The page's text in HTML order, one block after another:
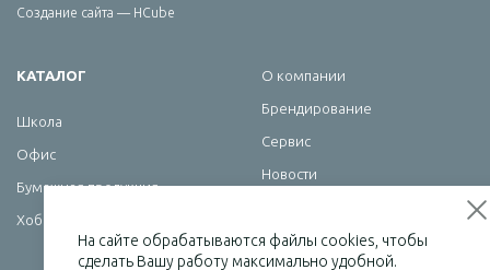
Создание сайта — HCube
КАТАЛОГ
Школа
Офис
Бумажная продукция
Хобби
О компании
Брендирование
Сервис
Новости
На сайте обрабатываются файлы cookies, чтобы
сделать Вашу работу максимально удобной.